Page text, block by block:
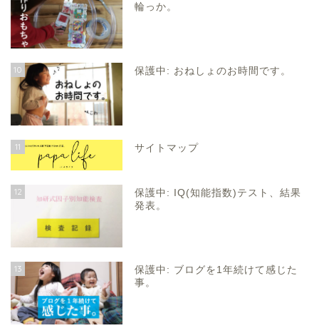
輪っか。
10 保護中: おねしょのお時間です。
11 サイトマップ
12
保護中: IQ(知能指数)テスト、結果
発表。
13
保護中: ブログを1年続けて感じた
事。